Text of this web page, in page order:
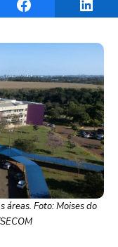
áreas. Foto: Moises do